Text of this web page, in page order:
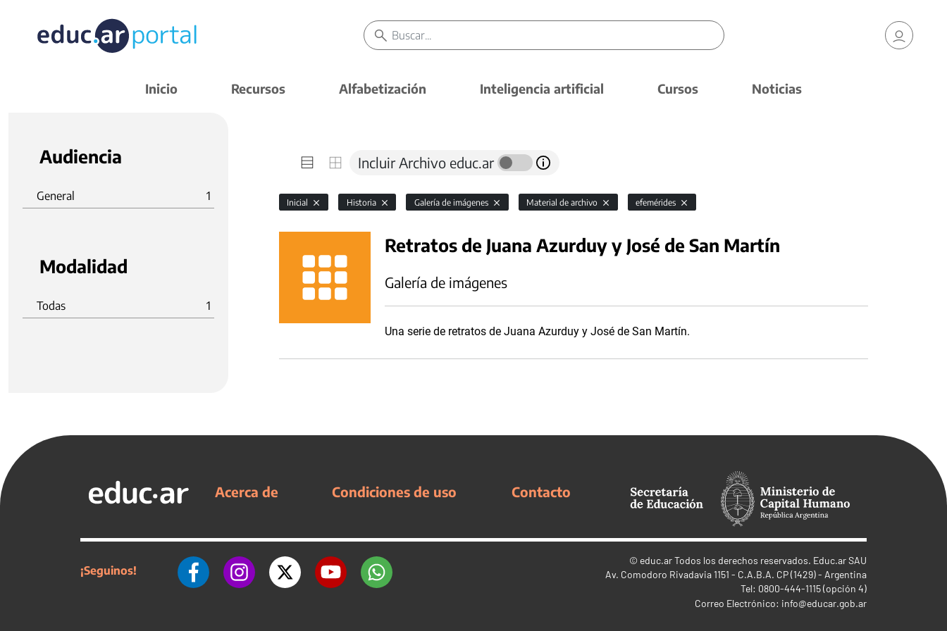
Inicio Recursos Alfabetización Inteligencia artificial Cursos Noticias
Audiencia
General 1
Modalidad
Todas 1
Incluir Archivo educ.ar
Inicial Historia Galería de imágenes Material de archivo efemérides
Retratos de Juana Azurduy y José de San Martín
Galería de imágenes
Una serie de retratos de Juana Azurduy y José de San Martín.
Acerca de Condiciones de uso Contacto
¡Seguinos!
© educ.arTodos los derechos reservados. Educ.ar SAU
Av. Comodoro Rivadavia 1151 - C.A.B.A. CP (1429) - Argentina
Tel: 0800-444-1115 (opción 4)
Correo Electrónico: info@educar.gob.ar